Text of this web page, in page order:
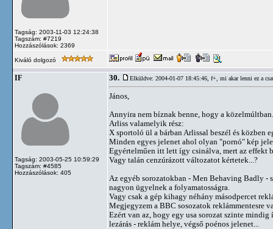
Tagság: 2003-11-03 12:24:38
Tagszám: #7219
Hozzászólások: 2369
Kiváló dolgozó
IF
Tagság: 2003-05-25 10:59:29
Tagszám: #4585
Hozzászólások: 405
30. Elküldve: 2004-01-07 18:45:46, f+, mi akar lenni ez a
János,
Annyira nem bíznak benne, hogy a
Arliss valamelyik rész:
X sportoló ül a bárban Arlissal beszél és közben
Minden egyes jelenet ahol olyan "pornó" kép
Egyértelműen itt lett így csinálva, mert az effekt
Vagy talán cenzúrázott változatot kértetek...?
Az egyéb sorozatokban - Men Behaving Badly
nagyon ügyelnek a folyamatosságra.
Vagy csak a gép kihagy néhány másodpercet
Megjegyzem a BBC sosozatok reklámmentesre
Ezért van az, hogy egy usa sorozat szinte
lezárás - reklám helye, végső poénos jelenet...